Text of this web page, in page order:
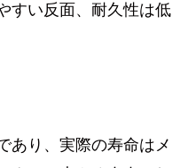
すい反面、耐久性は低
あり、実際の寿命はメ